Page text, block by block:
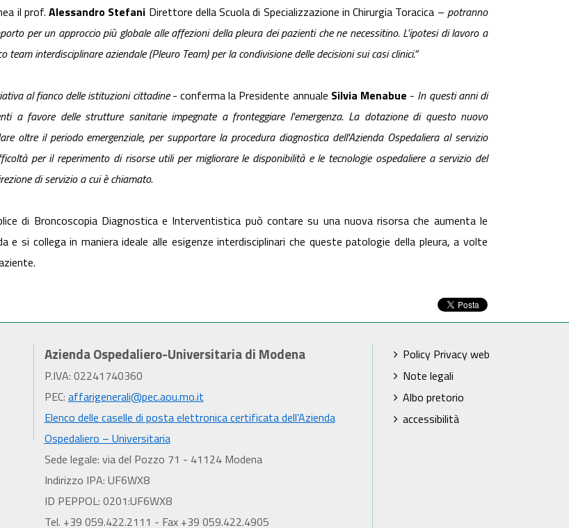
il prof.Alessandro Stefani Direttore della Scuola di Specializzazione in Chirurgia Toracica – potranno
per un approccio più globale alle affezioni della pleura dei pazienti che ne necessitino. L’ipotesi di lavoro a
interdisciplinare aziendale (Pleuro Team) per la condivisione delle decisioni sui casi clinici.”
al fianco delle istituzioni cittadine- conferma la Presidente annuale Silvia Menabue - In questi anni di
a favore delle strutture sanitarie impegnate a fronteggiare l'emergenza. La dotazione di questo nuovo
oltre il periodo emergenziale, per supportare la procedura diagnostica dell'Azienda Ospedaliera al servizio
per il reperimento di risorse utili per migliorare le disponibilità e le tecnologie ospedaliere a servizio del
di servizio a cui è chiamato.
di Broncoscopia Diagnostica e Interventistica può contare su una nuova risorsa che aumenta le
si collega in maniera ideale alle esigenze interdisciplinari che queste patologie della pleura, a volte
Azienda Ospedaliero-Universitaria di Modena
P.IVA: 02241740360
PEC: affarigenerali@pec.aou.mo.it
Elenco delle caselle di posta elettronica certificata dell’Azienda
Ospedaliero – Universitaria
Sede legale: via del Pozzo 71 - 41124 Modena
Indirizzo IPA: UF6WX8
ID PEPPOL: 0201:UF6WX8
Tel. +39 059.422.2111 - Fax +39 059.422.4905
Policy Privacy web
Note legali
Albo pretorio
accessibilità